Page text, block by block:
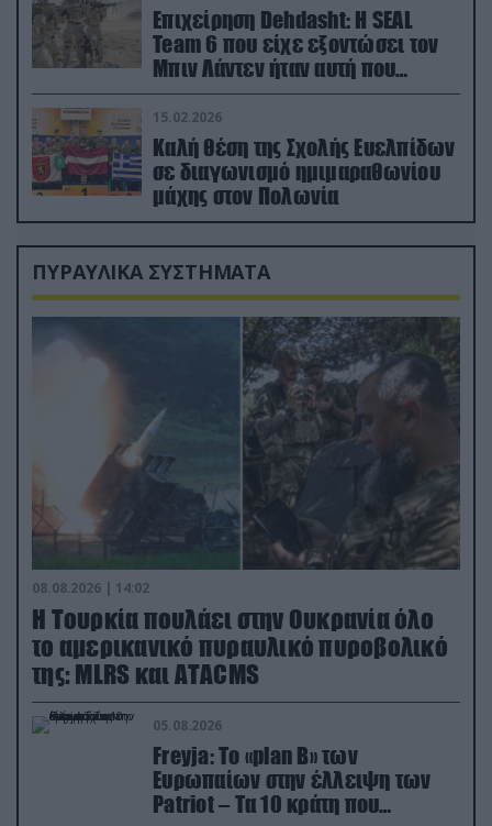
Επιχείρηση Dehdasht: Η SEAL
Team 6 που είχε εξοντώσει τον
Μπιν Λάντεν ήταν αυτή που
διέσωσε τον πιλότο του F-15
15.02.2026
Καλή θέση της Σχολής Ευελπίδων
σε διαγωνισμό ημιμαραθωνίου
μάχης στον Πολωνία
ΠΥΡΑΥΛΙΚΑ ΣΥΣΤΗΜΑΤΑ
08.08.2026 | 14:02
Η Τουρκία πουλάει στην Ουκρανία όλο
το αμερικανικό πυραυλικό πυροβολικό
της: MLRS και ΑΤΑCMS
05.08.2026
Freyja: Το «plan Β» των
Ευρωπαίων στην έλλειψη των
Patriot – Τα 10 κράτη που